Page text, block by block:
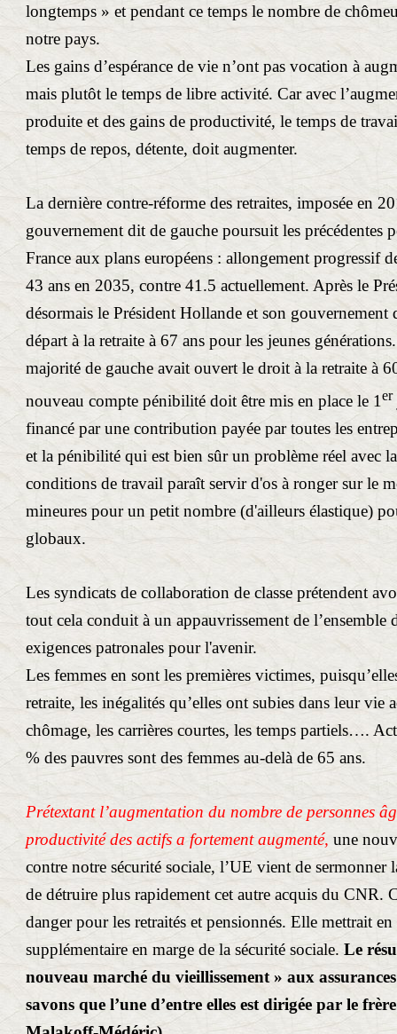
longtemps » et pendant ce temps le nombre de
notre pays.
Les gains d’espérance de vie n’ont pas vocation à
mais plutôt le temps de libre activité. Car avec
produite et des gains de productivité, le temps de
temps de repos, détente, doit augmenter.
La dernière contre-réforme des retraites, imposée en
gouvernement dit de gauche poursuit les précédentes
France aux plans européens : allongement progressif
43 ans en 2035, contre 41.5 actuellement. Après le
désormais le Président Hollande et son gouvernement
départ à la retraite à 67 ans pour les jeunes
majorité de gauche avait ouvert le droit à la retraite à
nouveau compte pénibilité doit être mis en place le 1er
financé par une contribution payée par toutes les
et la pénibilité qui est bien sûr un problème réel avec
conditions de travail paraît servir d'os à ronger sur le
mineures pour un petit nombre (d'ailleurs élastique)
globaux.
Les syndicats de collaboration de classe prétendent
tout cela conduit à un appauvrissement de l’ensemble
exigences patronales pour l'avenir.
Les femmes en sont les premières victimes,
retraite, les inégalités qu’elles ont subies dans leur vie
chômage, les carrières courtes, les temps partiels….
% des pauvres sont des femmes au-delà de 65 ans.
Prétextant l’augmentation du nombre de personnes
productivité des actifs a fortement augmenté, une
contre notre sécurité sociale, l’UE vient de sermonner
de détruire plus rapidement cet autre acquis du CNR.
danger pour les retraités et pensionnés. Elle mettrait
supplémentaire en marge de la sécurité sociale.Le
nouveau marché du vieillissement » aux
savons que l’une d’entre elles est dirigée par le